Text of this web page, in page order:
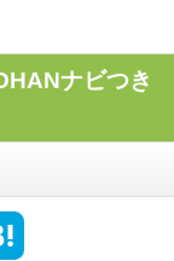
ナビつき